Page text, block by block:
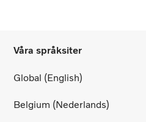
Våra språksiter
Global (English)
Belgium (Nederlands)